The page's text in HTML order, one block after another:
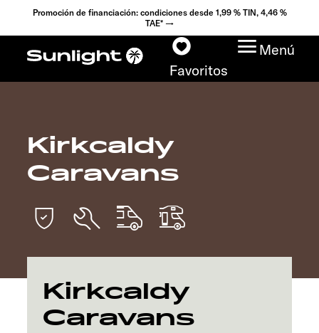
Promoción de financiación: condiciones desde 1,99 % TIN, 4,46 %
TAE* →
Favoritos
Menú
Modelos
Configurador
Encuentra tu Sunlight
Búsqueda de
concesionarios
Descubrir
Kirkcaldy
Caravans
Kirkcaldy
Caravans